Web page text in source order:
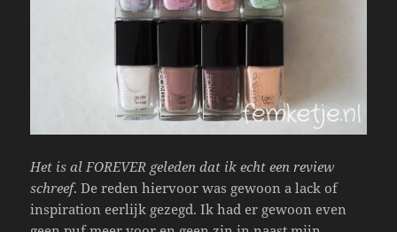
Het is al FOREVER geleden dat ik echt een review
schreef. De reden hiervoor was gewoon a lack of
inspiration eerlijk gezegd. Ik had er gewoon even